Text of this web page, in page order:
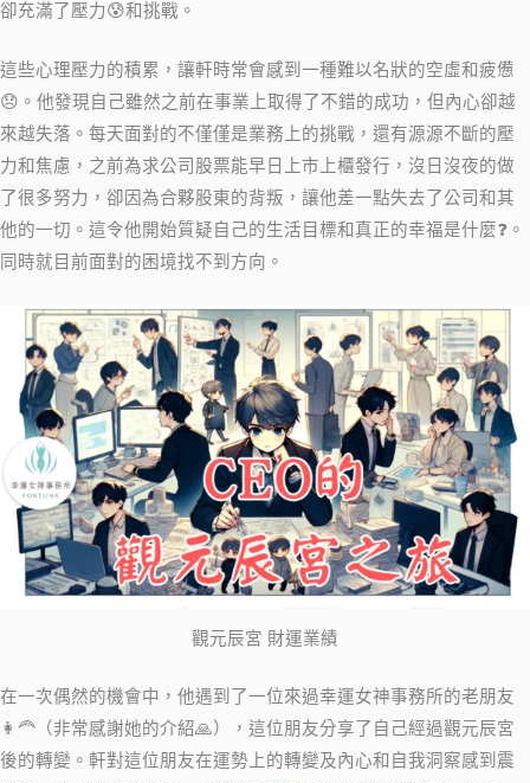
卻充滿了壓力😰和挑戰。
這些心理壓力的積累，讓軒時常會感到一種難以名狀的空虛和疲憊
😞。他發現自己雖然之前在事業上取得了不錯的成功，但內心卻越
來越失落。每天面對的不僅僅是業務上的挑戰，還有源源不斷的壓
力和焦慮，之前為求公司股票能早日上市上櫃發行，沒日沒夜的做
了很多努力，卻因為合夥股東的背叛，讓他差一點失去了公司和其
他的一切。這令他開始質疑自己的生活目標和真正的幸福是什麼❓。
同時就目前面對的困境找不到方向。
觀元辰宮 財運業績
在一次偶然的機會中，他遇到了一位來過幸運女神事務所的老朋友
👩‍🦰（非常感謝她的介紹🙏），這位朋友分享了自己經過觀元辰宮
後的轉變。軒對這位朋友在運勢上的轉變及內心和自我洞察感到震